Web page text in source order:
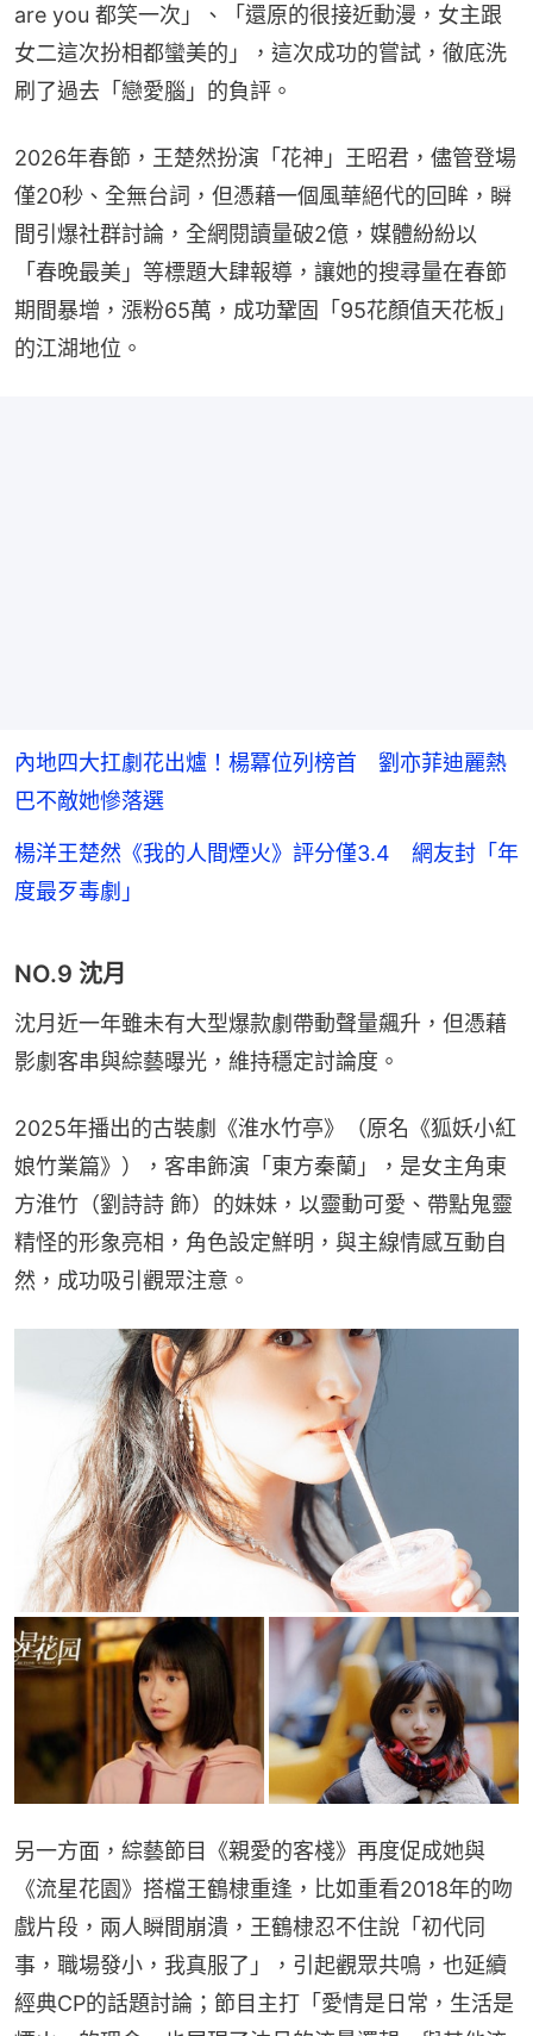
are you 都笑一次」、「還原的很接近動漫，女主跟
女二這次扮相都蠻美的」，這次成功的嘗試，徹底洗
刷了過去「戀愛腦」的負評。
2026年春節，王楚然扮演「花神」王昭君，儘管登場
僅20秒、全無台詞，但憑藉一個風華絕代的回眸，瞬
間引爆社群討論，全網閱讀量破2億，媒體紛紛以
「春晚最美」等標題大肆報導，讓她的搜尋量在春節
期間暴增，漲粉65萬，成功鞏固「95花顏值天花板」
的江湖地位。
內地四大扛劇花出爐！楊冪位列榜首 劉亦菲迪麗熱
巴不敵她慘落選
楊洋王楚然《我的人間煙火》評分僅3.4 網友封「年
度最歹毒劇」
NO.9 沈月
沈月近一年雖未有大型爆款劇帶動聲量飆升，但憑藉
影劇客串與綜藝曝光，維持穩定討論度。
2025年播出的古裝劇《淮水竹亭》（原名《狐妖小紅
娘竹業篇》），客串飾演「東方秦蘭」，是女主角東
方淮竹（劉詩詩 飾）的妹妹，以靈動可愛、帶點鬼靈
精怪的形象亮相，角色設定鮮明，與主線情感互動自
然，成功吸引觀眾注意。
另一方面，綜藝節目《親愛的客棧》再度促成她與
《流星花園》搭檔王鶴棣重逢，比如重看2018年的吻
戲片段，兩人瞬間崩潰，王鶴棣忍不住說「初代同
事，職場發小，我真服了」，引起觀眾共鳴，也延續
經典CP的話題討論；節目主打「愛情是日常，生活是